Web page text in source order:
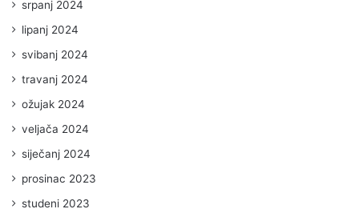
srpanj 2024
lipanj 2024
svibanj 2024
travanj 2024
ožujak 2024
veljača 2024
siječanj 2024
prosinac 2023
studeni 2023